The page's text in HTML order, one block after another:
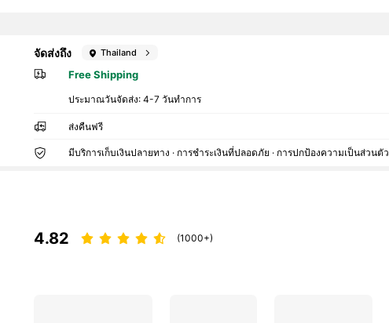
จัดส่งถึง Thailand
Free Shipping
ประมาณวันจัดส่ง:4-7 วันทำการ
ส่งคืนฟรี
มีบริการเก็บเงินปลายทาง · การชำระเงินที่ปลอดภัย · การปกป้องความเป็นส่วนตัว
4.82 (1000+)